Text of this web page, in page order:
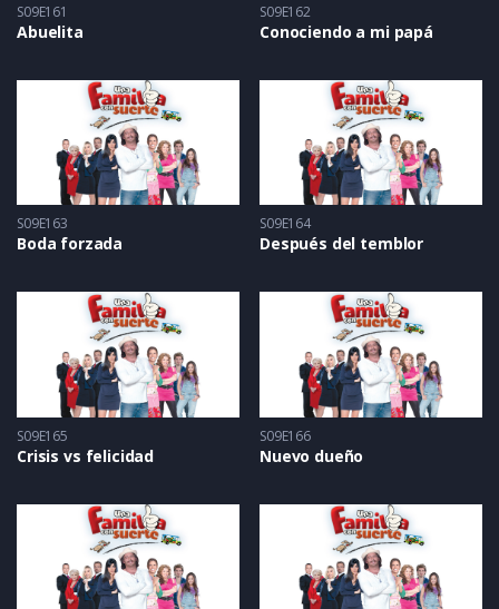
S09E161
Abuelita
S09E162
Conociendo a mi papá
S09E163
Boda forzada
S09E164
Después del temblor
S09E165
Crisis vs felicidad
S09E166
Nuevo dueño